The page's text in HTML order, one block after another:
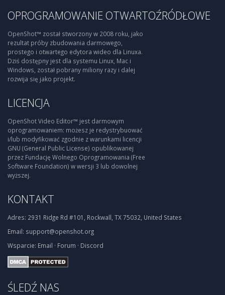
OPROGRAMOWANIE OTWARTOŹRÓDŁOWE
OpenShot™ został stworzony w 2008 roku, jako
rezultat próby zbudowania darmowego,
prostego i otwartego edytora wideo dla Linuxa.
Dziś dostępny jest dla systemu Linux, Mac i
Windows, został pobrany miliony razy i dalej
rozwija się jako projekt.
LICENCJA
OpenShot Video Editor™ jest darmowym
oprogramowaniem: możesz je redystrybuować
i/lub modyfikować zgodnie z warunkami licencji
GNU (General Public License) opublikowanej
przez Fundację Wolnego Oprogramowania (Free
Software Foundation) w wersji 3 lub dowolnej
wyższej.
KONTAKT
Adres: 2931 Ridge Rd #101, Rockwall, TX 75032, United States
Email: support@openshot.org
Wsparcie: Email · Forum · Discord
ŚLEDŹ NAS